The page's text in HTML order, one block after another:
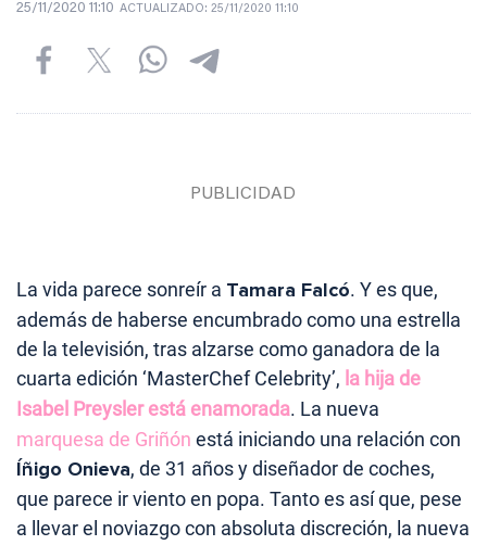
25/11/2020 11:10 ACTUALIZADO: 25/11/2020 11:10
La vida parece sonreír a Tamara Falcó. Y es que,
además de haberse encumbrado como una estrella
de la televisión, tras alzarse como ganadora de la
cuarta edición ‘MasterChef Celebrity’, la hija de
Isabel Preysler está enamorada. La nueva
marquesa de Griñón está iniciando una relación con
Íñigo Onieva, de 31 años y diseñador de coches,
que parece ir viento en popa. Tanto es así que, pese
a llevar el noviazgo con absoluta discreción, la nueva